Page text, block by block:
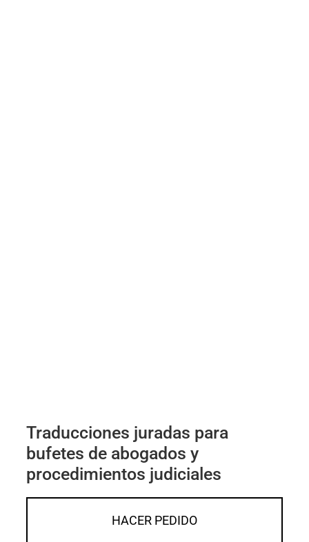
Traducciones juradas para
bufetes de abogados y
procedimientos judiciales
HACER PEDIDO